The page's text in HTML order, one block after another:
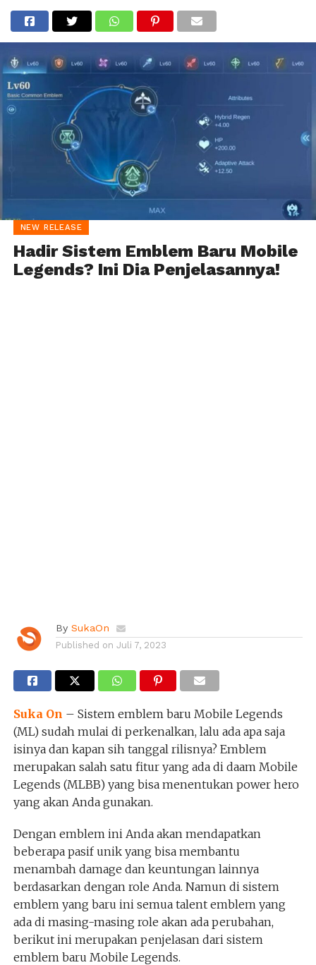
NEW RELEASE
Hadir Sistem Emblem Baru Mobile
Legends? Ini Dia Penjelasannya!
By SukaOn
Published on Juli 7, 2023
Suka On – Sistem emblem baru Mobile Legends
(ML) sudah mulai di perkenalkan, lalu ada apa saja
isinya dan kapan sih tanggal rilisnya? Emblem
merupakan salah satu fitur yang ada di daam Mobile
Legends (MLBB) yang bisa menentukan power hero
yang akan Anda gunakan.
Dengan emblem ini Anda akan mendapatkan
beberapa pasif unik yang bisa membantu
menambah damage dan keuntungan lainnya
berdasarkan dengan role Anda. Namun di sistem
emblem yang baru ini semua talent emblem yang
ada di masing-masing role akan ada perubahan,
berikut ini merupakan penjelasan dari sistem
emblem baru Mobile Legends.